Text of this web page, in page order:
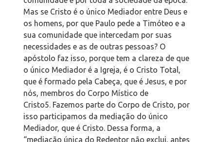
Mas se Cristo é o único Mediador entre Deus e
os homens, por que Paulo pede a Timóteo e a
sua comunidade que intercedam por suas
necessidades e as de outras pessoas? O
apóstolo faz isso, porque tem a clareza de que
o único Mediador é a Igreja, é o Cristo Total,
que é formado pela Cabeça, que é Jesus, e por
nós, membros do Corpo Místico de
Cristo5. Fazemos parte do Corpo de Cristo, por
isso participamos da mediação do único
Mediador, que é Cristo. Dessa forma, a
“mediação única do Redentor não exclui, antes